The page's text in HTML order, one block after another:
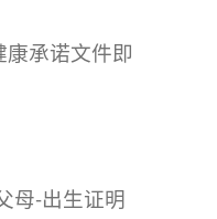
承诺文件即
母-出生证明